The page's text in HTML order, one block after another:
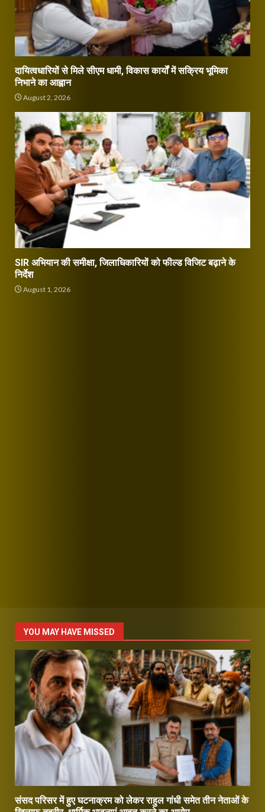
दायित्वधारियों से मिले सीएम धामी, विकास कार्यों में सक्रिय भूमिका
निभाने का आह्वान
August 2, 2026
SIR अभियान की समीक्षा, जिलाधिकारियों को फील्ड विजिट बढ़ाने के
निर्देश
August 1, 2026
YOU MAY HAVE MISSED
संसद परिसर में हुए घटनाक्रम को लेकर राहुल गांधी समेत तीन नेताओं के